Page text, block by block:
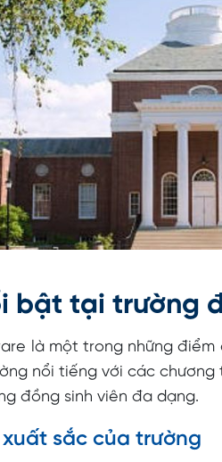
bật tại trường
là một trong những
nổi tiếng với các
đồng sinh viên đa dạng.
sắc của trường